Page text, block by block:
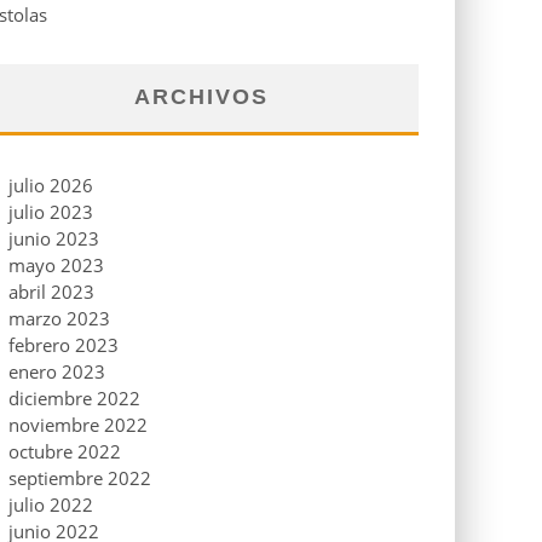
ARCHIVOS
julio 2026
julio 2023
junio 2023
mayo 2023
abril 2023
marzo 2023
febrero 2023
enero 2023
diciembre 2022
noviembre 2022
octubre 2022
septiembre 2022
julio 2022
junio 2022